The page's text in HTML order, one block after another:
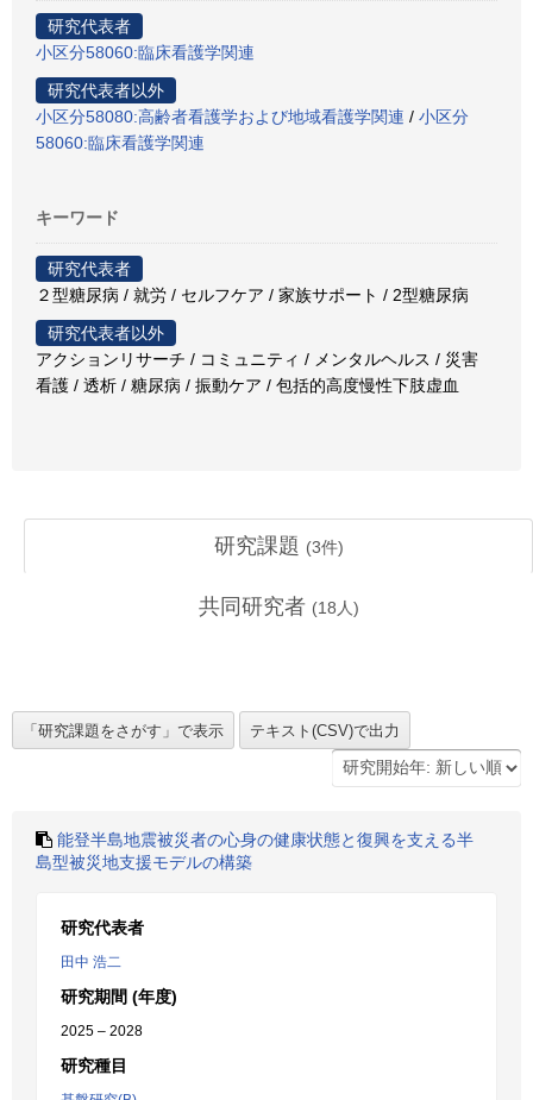
研究代表者
小区分58060:臨床看護学関連
研究代表者以外
小区分58080:高齢者看護学および地域看護学関連 / 小区分
58060:臨床看護学関連
キーワード
研究代表者
２型糖尿病 / 就労 / セルフケア / 家族サポート / 2型糖尿病
研究代表者以外
アクションリサーチ / コミュニティ / メンタルヘルス / 災害
看護 / 透析 / 糖尿病 / 振動ケア / 包括的高度慢性下肢虚血
研究課題 (3件)
共同研究者 (18 人)
能登半島地震被災者の心身の健康状態と復興を支える半
島型被災地支援モデルの構築
研究代表者
田中 浩二
研究期間 (年度)
2025 – 2028
研究種目